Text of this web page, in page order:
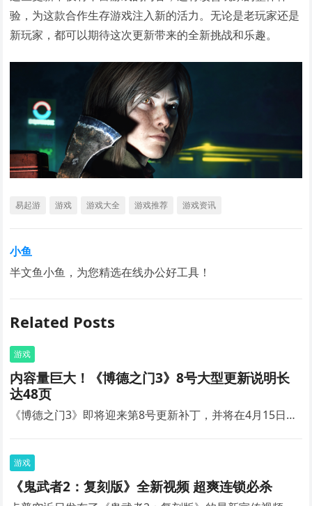
验，为这款合作生存游戏注入新的活力。无论是老玩家还是
新玩家，都可以期待这次更新带来的全新挑战和乐趣。
易起游 游戏 游戏大全 游戏推荐 游戏资讯
小鱼
半文鱼小鱼，为您精选在线办公好工具！
Related Posts
游戏
内容量巨大！《博德之门3》8号大型更新说明长
达48页
《博德之门3》即将迎来第8号更新补丁，并将在4月15日…
游戏
《鬼武者2：复刻版》全新视频 超爽连锁必杀